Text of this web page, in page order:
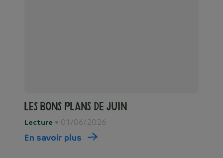
Les bons plans de juin
Lecture • 01/06/2026
En savoir plus